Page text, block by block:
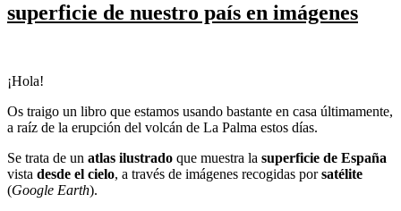
superficie de nuestro país en imágenes
¡Hola!
Os traigo un libro que estamos usando bastante en casa últimamente,
a raíz de la erupción del volcán de La Palma estos días.
Se trata de un atlas ilustrado que muestra la superficie de España
vista desde el cielo, a través de imágenes recogidas porsatélite
(Google Earth).